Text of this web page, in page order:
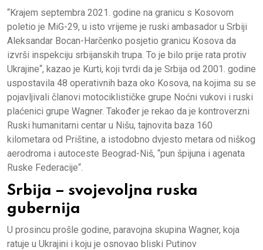
“Krajem septembra 2021. godine na granicu s Kosovom
poletio je MiG-29, u isto vrijeme je ruski ambasador u Srbiji
Aleksandar Bocan-Harčenko posjetio granicu Kosova da
izvrši inspekciju srbijanskih trupa. To je bilo prije rata protiv
Ukrajine“, kazao je Kurti, koji tvrdi da je Srbija od 2001. godine
uspostavila 48 operativnih baza oko Kosova, na kojima su se
pojavljivali članovi motociklističke grupe Noćni vukovi i ruski
plaćenici grupe Wagner. Također je rekao da je kontroverzni
Ruski humanitarni centar u Nišu, tajnovita baza 160
kilometara od Prištine, a istodobno dvjesto metara od niškog
aerodroma i autoceste Beograd-Niš, “pun špijuna i agenata
Ruske Federacije“.
Srbija – svojevoljna ruska
gubernija
U prosincu prošle godine, paravojna skupina Wagner, koja
ratuje u Ukrajini i koju je osnovao bliski Putinov